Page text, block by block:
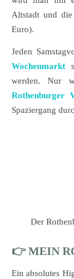
Altstadt und
Euro).
Jeden
Wochenmarkt
werden. Nur
Rothenburger
Spaziergang
Der
👉 MEIN
Ein absolutes